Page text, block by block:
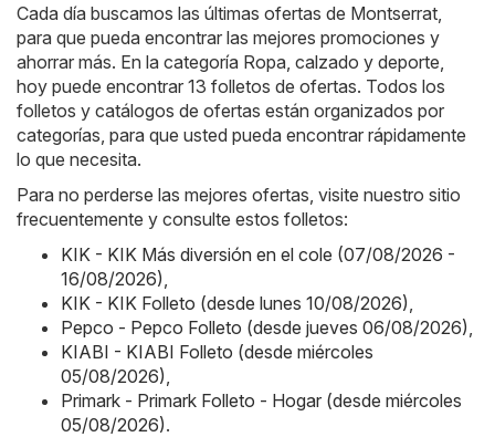
Cada día buscamos las últimas ofertas de Montserrat,
para que pueda encontrar las mejores promociones y
ahorrar más. En la categoría Ropa, calzado y deporte,
hoy puede encontrar 13 folletos de ofertas. Todos los
folletos y catálogos de ofertas están organizados por
categorías, para que usted pueda encontrar rápidamente
lo que necesita.
Para no perderse las mejores ofertas, visite nuestro sitio
frecuentemente y consulte estos folletos:
KIK - KIK Más diversión en el cole (07/08/2026 -
16/08/2026)
KIK - KIK Folleto (desde lunes 10/08/2026)
Pepco - Pepco Folleto (desde jueves 06/08/2026)
KIABI - KIABI Folleto (desde miércoles
05/08/2026)
Primark - Primark Folleto - Hogar (desde miércoles
05/08/2026).